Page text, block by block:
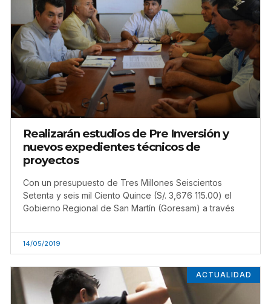
Realizarán estudios de Pre Inversión y
nuevos expedientes técnicos de
proyectos
Con un presupuesto de Tres Millones Seiscientos
Setenta y seis mil Ciento Quince (S/. 3,676 115.00) el
Gobierno Regional de San Martín (Goresam) a través
14/05/2019
ACTUALIDAD